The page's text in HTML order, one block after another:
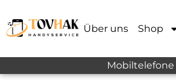
Über uns Shop
Mobiltelefone